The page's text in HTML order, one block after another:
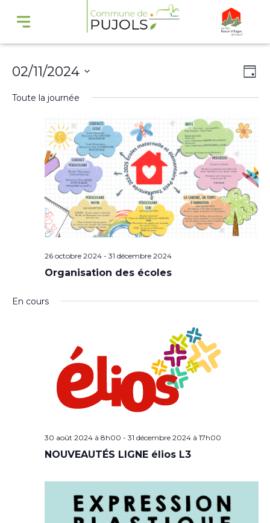
Jour
02/11/2024
Toute la journée
26 octobre 2024- 31 décembre 2024
Organisation des écoles
En cours
30 août 2024 à 8h00 - 31 décembre 2024 à 17h00
NOUVEAUTÉS LIGNE élios L3